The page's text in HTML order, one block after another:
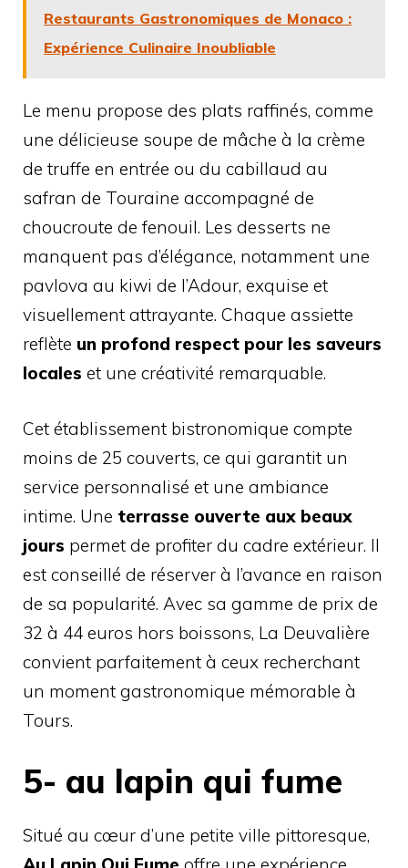
Restaurants Gastronomiques de Monaco :
Expérience Culinaire Inoubliable
Le menu propose des plats raffinés, comme
une délicieuse soupe de mâche à la crème
de truffe en entrée ou du cabillaud au
safran de Touraine accompagné de
choucroute de fenouil. Les desserts ne
manquent pas d’élégance, notamment une
pavlova au kiwi de l’Adour, exquise et
visuellement attrayante. Chaque assiette
reflète un profond respect pour les saveurs
locales et une créativité remarquable.
Cet établissement bistronomique compte
moins de 25 couverts, ce qui garantit un
service personnalisé et une ambiance
intime. Une terrasse ouverte aux beaux
jours permet de profiter du cadre extérieur. Il
est conseillé de réserver à l’avance en raison
de sa popularité. Avec sa gamme de prix de
32 à 44 euros hors boissons, La Deuvalière
convient parfaitement à ceux recherchant
un moment gastronomique mémorable à
Tours.
5- au lapin qui fume
Situé au cœur d’une petite ville pittoresque,